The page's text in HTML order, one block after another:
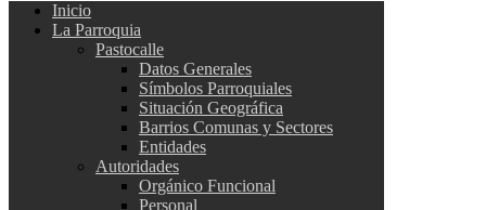
Inicio
La Parroquia
Pastocalle
Datos Generales
Símbolos Parroquiales
Situación Geográfica
Barrios Comunas y Sectores
Entidades
Autoridades
Orgánico Funcional
Personal